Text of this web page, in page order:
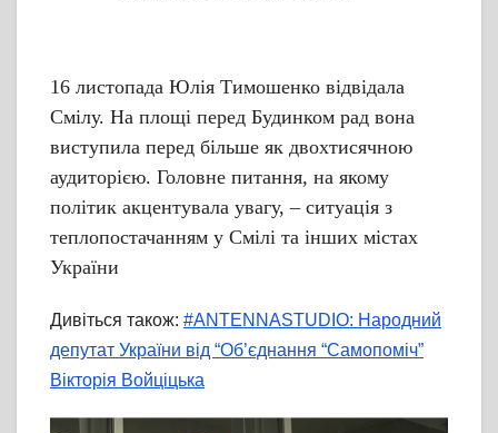
16 листопада Юлія Тимошенко відвідала
Смілу. На площі перед Будинком рад вона
виступила перед більше як двохтисячною
аудиторією. Головне питання, на якому
політик акцентувала увагу, – ситуація з
теплопостачанням у Смілі та інших містах
України
Дивіться також: #ANTENNASTUDIO: Народний
депутат України від “Об’єднання “Самопоміч”
Вікторія Войціцька